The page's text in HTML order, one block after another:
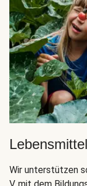
Wir unterstützen